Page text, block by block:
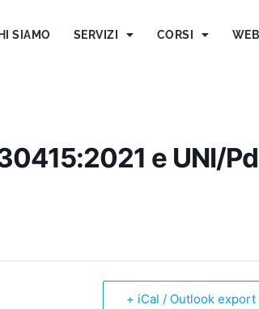
SIAMO SERVIZI CORSI
e UNI/
+ iCal / Outlook export